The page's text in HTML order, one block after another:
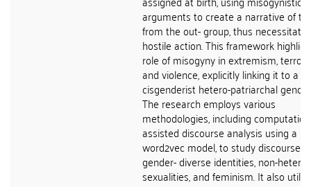
arguments to create a narrative of
from the out- group, thus
hostile action. This framework
role of misogyny in extremism,
and violence, explicitly linking it to a
cisgenderist hetero-patriarchal
The research employs various
methodologies, including
assisted discourse analysis using a
word2vec model, to study discourses
gender- diverse identities, non-
sexualities, and feminism. It also